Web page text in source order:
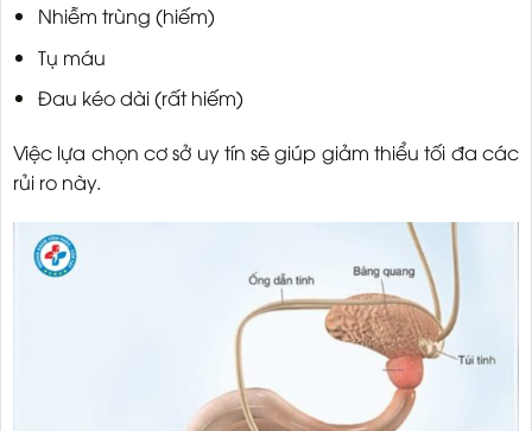
Nhiễm trùng (hiếm)
Tụ máu
Đau kéo dài (rất hiếm)
Việc lựa chọn cơ sở uy tín sẽ giúp giảm thiểu tối đa các
rủi ro này.